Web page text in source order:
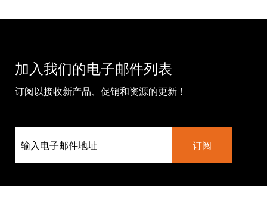
加入我们的电子邮件列表
订阅以接收新产品、促销和资源的更新！